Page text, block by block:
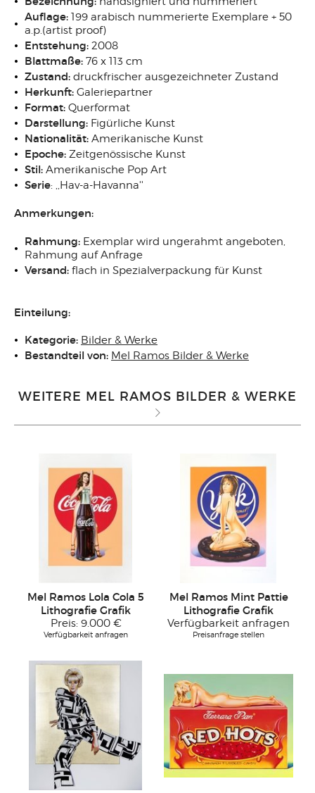
Auflage: 199 arabisch nummerierte Exemplare + 50
a.p.(artist proof)
Entstehung: 2008
Blattmaße: 76 x 113 cm
Zustand: druckfrischer ausgezeichneter Zustand
Herkunft: Galeriepartner
Format: Querformat
Darstellung: Figürliche Kunst
Nationalität: Amerikanische Kunst
Epoche: Zeitgenössische Kunst
Stil: Amerikanische Pop Art
Serie: ,,Hav-a-Havanna''
Anmerkungen:
Rahmung: Exemplar wird ungerahmt angeboten,
Rahmung auf Anfrage
Versand: flach in Spezialverpackung für Kunst
Einteilung:
Kategorie: Bilder & Werke
Bestandteil von: Mel Ramos Bilder & Werke
WEITERE MEL RAMOS BILDER & WERKE
Mel Ramos Lola Cola 5
Lithografie Grafik
Preis: 9.000 €
Verfügbarkeit anfragen
Mel Ramos Mint Pattie
Lithografie Grafik
Verfügbarkeit anfragen
Preisanfrage stellen